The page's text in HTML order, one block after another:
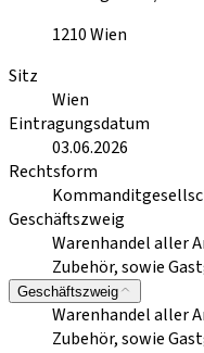
1210Wien
Sitz
Wien
Eintragungsdatum
03.06.2026
Rechtsform
Geschäftszweig
Warenhandel aller
Zubehör, sowie
Geschäftszweig
Warenhandel aller
Zubehör, sowie